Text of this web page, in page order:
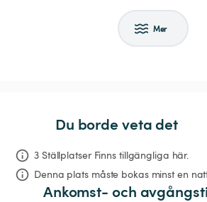
Mer
Du borde veta det
3 Ställplatser Finns tillgängliga här.
Denna plats måste bokas minst en
Ankomst- och